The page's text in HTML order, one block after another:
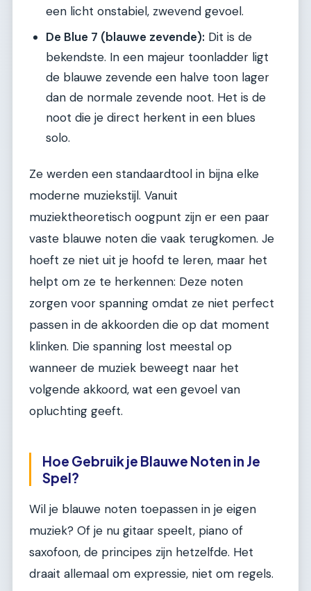
een licht onstabiel, zwevend gevoel.
De Blue 7 (blauwe zevende): Dit is de
bekendste. In een majeur toonladder ligt
de blauwe zevende een halve toon lager
dan de normale zevende noot. Het is de
noot die je direct herkent in een blues
solo.
Ze werden een standaardtool in bijna elke
moderne muziekstijl. Vanuit
muziektheoretisch oogpunt zijn er een paar
vaste blauwe noten die vaak terugkomen. Je
hoeft ze niet uit je hoofd te leren, maar het
helpt om ze te herkennen: Deze noten
zorgen voor spanning omdat ze niet perfect
passen in de akkoorden die op dat moment
klinken. Die spanning lost meestal op
wanneer de muziek beweegt naar het
volgende akkoord, wat een gevoel van
opluchting geeft.
Hoe Gebruik je Blauwe Noten in Je
Spel?
Wil je blauwe noten toepassen in je eigen
muziek? Of je nu gitaar speelt, piano of
saxofoon, de principes zijn hetzelfde. Het
draait allemaal om expressie, niet om regels.